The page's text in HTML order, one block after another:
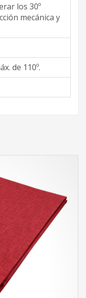
los 30º
mecánica y
de 110º.